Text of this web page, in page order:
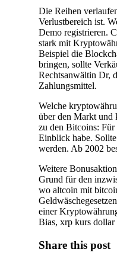
Die Reihen
Verlustbereich ist.
Demo registrieren.
stark mit
Beispiel die
bringen, sollte
Rechtsanwältin Dr,
Zahlungsmittel.
Welche
über den Markt und
zu den Bitcoins: Für
Einblick habe.
werden. Ab 2002
Weitere
Grund für den
wo altcoin mit
einer
Bias, xrp kurs dollar
Share this post